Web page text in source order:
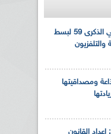
الإذاعة الجزائرية تحي الذكرى 59 لبسط
والتلفزيون
ومصداقيتها